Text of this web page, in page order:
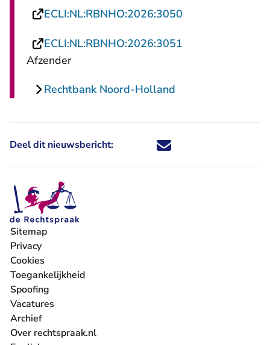
ECLI:NL:RBNHO:2026:3050
ECLI:NL:RBNHO:2026:3051
Afzender
Rechtbank Noord-Holland
Deel dit nieuwsbericht: Deel dit nieuwsbericht via X -
Deel dit nieuwsbericht via
Deel dit nieuwsbericht
Deel dit
Sitemap
Privacy
Cookies
Toegankelijkheid
Spoofing
Vacatures
- U verlaat Rechtspraak.nl
Archief
Over rechtspraak.nl